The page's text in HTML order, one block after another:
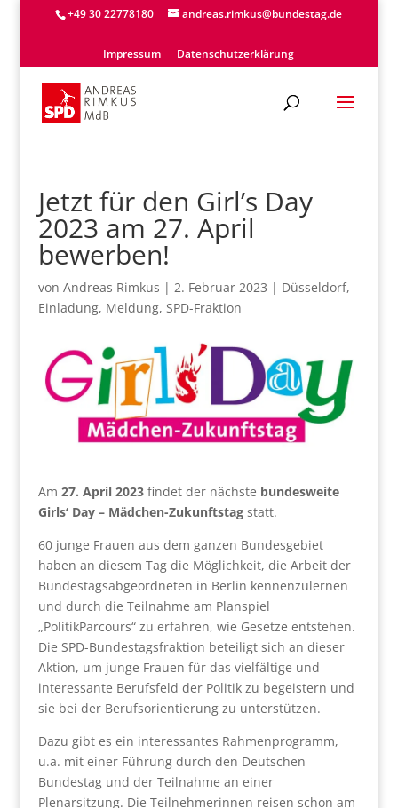
+49 30 22778180 andreas.rimkus@bundestag.de
Impressum Datenschutzerklärung
Jetzt für den Girl’s Day
2023 am 27. April
bewerben!
von Andreas Rimkus | 2. Februar 2023 | Düsseldorf,
Einladung, Meldung, SPD-Fraktion
Am 27. April 2023 findet der nächste bundesweite
Girls‘ Day – Mädchen-Zukunftstag statt.
60 junge Frauen aus dem ganzen Bundesgebiet
haben an diesem Tag die Möglichkeit, die Arbeit der
Bundestagsabgeordneten in Berlin kennenzulernen
und durch die Teilnahme am Planspiel
„PolitikParcours“ zu erfahren, wie Gesetze entstehen.
Die SPD-Bundestagsfraktion beteiligt sich an dieser
Aktion, um junge Frauen für das vielfältige und
interessante Berufsfeld der Politik zu begeistern und
sie bei der Berufsorientierung zu unterstützen.
Dazu gibt es ein interessantes Rahmenprogramm,
u.a. mit einer Führung durch den Deutschen
Bundestag und der Teilnahme an einer
Plenarsitzung. Die Teilnehmerinnen reisen schon am